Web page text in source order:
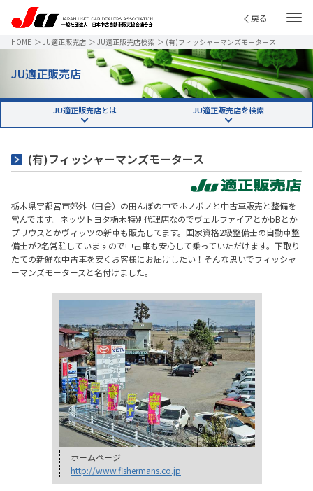
戻る
HOME ＞ JU適正販売店 ＞ JU適正販売店検索 ＞ (有)フィッシャーマンズモータース
JU適正販売店
JU適正販売店とは JU適正販売店を検索
(有)フィッシャーマンズモータース
栃木県宇都宮市郊外（田舎）の田んぼの中でホノボノと中古車販売と整備を
営んでます。ネッツトヨタ栃木特別代理店なのでヴェルファイアとかbBとか
プリウスとかヴィッツの新車も販売してます。国家資格2級整備士の自動車整
備士が2名常駐していますので中古車も安心して乗っていただけます。下取り
たての新鮮な中古車を安くお客様にお届けしたい！そんな思いでフィッシャ
ーマンズモータースと名付けました。
ホームページ
http://www.fishermans.co.jp